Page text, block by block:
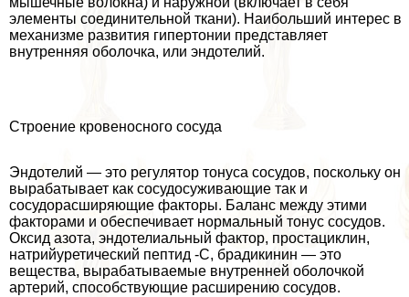
элементы соединительной ткани). Наибольший интерес в
механизме развития гипертонии представляет
внутренняя оболочка, или эндотелий.
Строение кровеносного сосуда
Эндотелий — это регулятор тонуса сосудов, поскольку он
выpaбатывает как сосудосуживающие так и
сосудорасширяющие факторы. Баланс между этими
факторами и обеспечивает нормальный тонус сосудов.
Оксид азота, эндотелиальный фактор, простациклин,
натрийуретический пептид -C, брадикинин — это
вещества, выpaбатываемые внутренней оболочкой
артерий, способствующие расширению сосудов.